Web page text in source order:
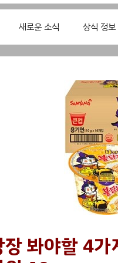
새로운 소식 상식 정보
봐야할 4